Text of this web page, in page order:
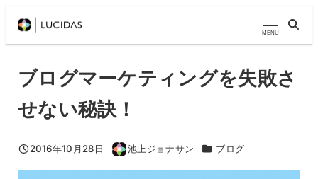
MENU
ブログマーケティングを失敗さ
せない秘訣！
投稿日
2016年10月28日
著
者
池上ジョナサン カテゴリー
ブログ